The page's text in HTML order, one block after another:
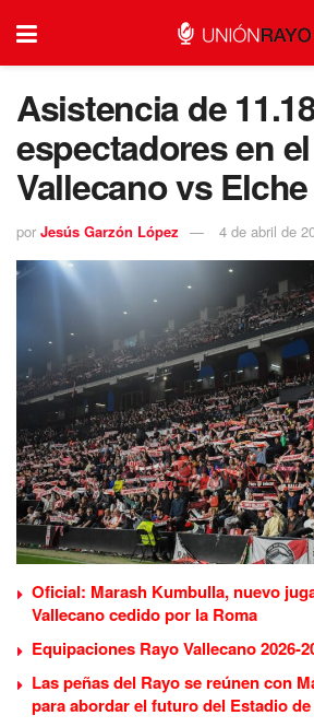
Asistencia de
espectadores en
Vallecano vs Elche
por Jesús Garzón López 4 de abril de
Oficial: Marash Kumbulla, nuevo
Vallecano cedido por la Roma
Equipaciones Rayo Vallecano 2026-
Las peñas del Rayo se reúnen con
para abordar el futuro del Estadio de